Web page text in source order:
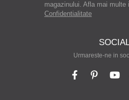
magazinului. Afla mai multe
Confidentialitate
Urmareste-ne in